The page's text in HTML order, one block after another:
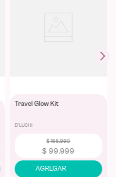
Travel Glow Kit
D'LUCHI
$165.990
$ 99.999